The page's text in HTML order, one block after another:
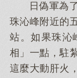
日偽軍為
珠沁峰附近的
站。如果珠沁
相」一點，駐
這麼大動肝火